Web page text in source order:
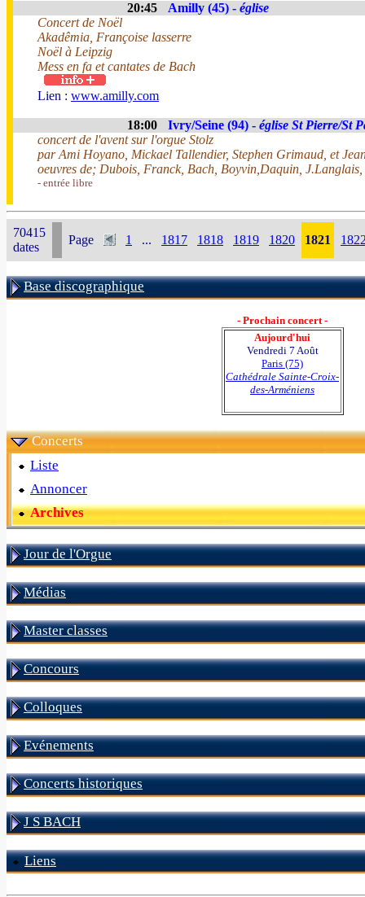
20:45 Amilly (45) - église
Concert de Noël
Akadêmia, Françoise lasserre
Noël à Leipzig
Mess en fa et cantates de Bach
Lien : www.amilly.com
18:00 Ivry/Seine (94) - église St Pierre/St
concert de l'avent sur l'orgue Stolz
par Ami Hoyano, Mickael Tallendier, Stephen Grimaud, et
oeuvres de; Dubois, Franck, Bach, Boyvin,Daquin,
- entrée libre
70415
dates
Page 1 ... 1817 1818 1819 1820 1821
Base discographique
- Prochain concert -
Aujourd'hui
Vendredi 7 Août
Paris (75)
Cathédrale Sainte-Croix-
des-Arméniens
Concerts
Liste
Annoncer
Archives
Jour de l'Orgue
Médias
Master classes
Concours
Colloques
Evénements
Concerts historiques
J S BACH
Liens